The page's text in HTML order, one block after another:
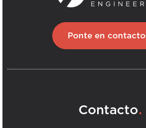
Ponte en contacto
Contacto.